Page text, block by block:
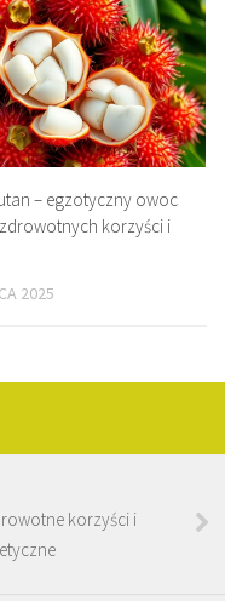
– egzotyczny owoc
zdrowotnych korzyści i
2025
korzyści i